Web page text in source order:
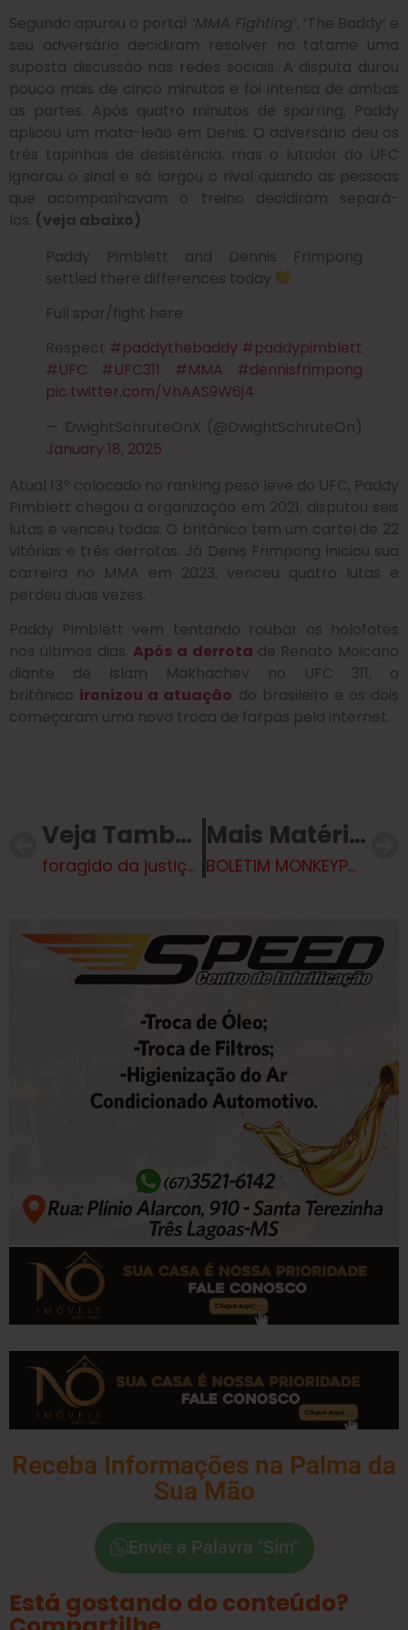
Segundo apurou o portal ‘MMA Fighting’, ‘The Baddy’ e
seu adversário decidiram resolver no tatame uma
suposta discussão nas redes sociais. A disputa durou
pouco mais de cinco minutos e foi intensa de ambas
as partes. Após quatro minutos de sparring, Paddy
aplicou um mata-leão em Denis. O adversário deu os
três tapinhas de desistência, mas o lutador do UFC
ignorou o sinal e só largou o rival quando as pessoas
que acompanhavam o treino decidiram separá-
los. (veja abaixo)
Paddy Pimblett and Dennis Frimpong
settled there differences today
Full spar/fight here
Respect #paddythebaddy #paddypimblett
#UFC
#UFC311 #MMA
#dennisfrimpong
pic.twitter.com/VhAAS9W6j4
— DwightSchruteOnX (@DwightSchruteOn)
January 18, 2025
Atual 13º colocado no ranking peso leve do UFC, Paddy
Pimblett chegou à organização em 2021, disputou seis
lutas e venceu todas. O britânico tem um cartel de 22
vitórias e três derrotas. Já Denis Frimpong iniciou sua
carreira no MMA em 2023, venceu quatro lutas e
perdeu duas vezes.
Paddy Pimblett vem tentando roubar os holofotes
nos últimos dias. Após a derrota de Renato Moicano
diante de Islam Makhachev no UFC 311, o
britânico ironizou a atuação do brasileiro e os dois
começaram uma nova troca de farpas pela internet.
Veja Também
foragido da justiça que tentava ocultar sua identidade, resultando em sua prisão em Três Lagoas.
Mais Matérias
BOLETIM MONKEYPOX – 21 de janeiro de 2025// BOLETIM DENGUE E LEISHMANIOSE – 21 de janeiro de 2025// BOLETIM COVID-19 – 21 de janeiro de 2025
Receba Informações na Palma da
Sua Mão
Envie a Palavra "Sim"
Está gostando do conteúdo?